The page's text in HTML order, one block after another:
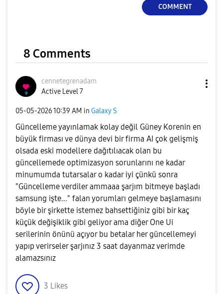
COMMENT
8 Comments
cennetegrenadam
Active Level 7
‎05-05-202610:39 AM in Galaxy S
Güncelleme yayınlamak kolay değil Güney Korenin en
büyük firması ve dünya devi bir firma AI çok gelişmiş
olsada eski modellere dağıtılıacak olan bu
güncellemede optimizasyon sorunlarını ne kadar
minumumda tutarsalar o kadar iyi çünkü sonra
"Güncelleme verdiler ammaaa şarjım bitmeye başladı
samsung işte..." falan yorumları gelmeye başlamasını
böyle bir şirkette istemez bahsettiğiniz gibi bir kaç
küçük değişiklik gibi geliyor ama diğer One Ui
serilerinin önünü açıyor bu betalar her güncellemeyi
yapıp verirseler şarjınız 3 saat dayanmaz verimde
alamazsınız
3 Likes